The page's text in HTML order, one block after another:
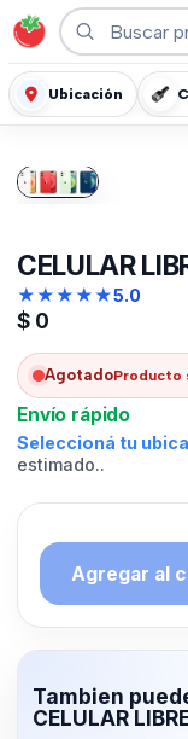
Ubicación
CELULAR
★★★★★5.0
$ 0
AgotadoProducto
Envío rápido
Seleccioná tu
estimado..
Agregar al
Tambien
CELULAR